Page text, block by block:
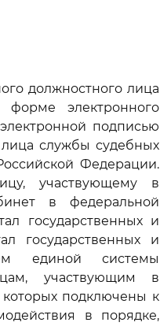
должностного лица
электронного
подписью
лица службы судебных
Федерации.
участвующему в
в федеральной
государственных и
государственных и
единой системы
участвующим в
подключены к
в порядке,